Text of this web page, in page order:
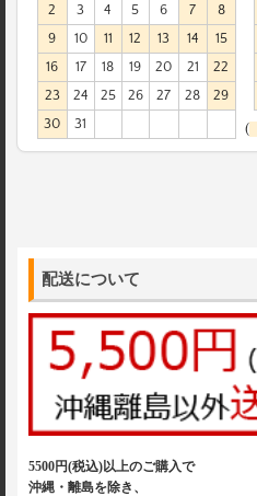
2
3 4 5 6 7
8
9
10 11 12 13 14
15
16
17 18 19 20 21
22
23
24 25 26 27 28
29
30
31 (
配送について
5500円(税込)以上のご購入で
沖縄・離島を除き、